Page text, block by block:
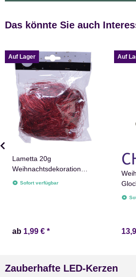
Das könnte Sie auch
Auf Lager
Lametta 20g
Weihnachtsdekoration
Weihnachtsdeko
Sofort verfügbar
ab 1,99 € *
Auf
Zauberhafte LED-Kerzen